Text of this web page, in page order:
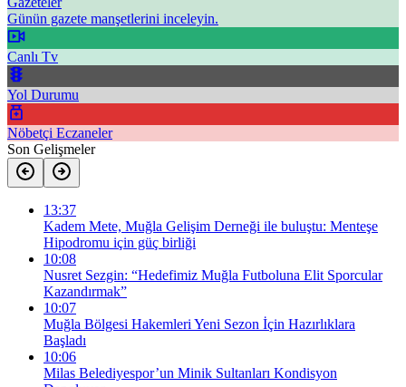
Günün gazete manşetlerini inceleyin.
Canlı Tv
Yol Durumu
Nöbetçi Eczaneler
Son Gelişmeler
13:37
Kadem Mete, Muğla Gelişim Derneği ile buluştu: Menteşe
Hipodromu için güç birliği
10:08
Nusret Sezgin: “Hedefimiz Muğla Futboluna Elit Sporcular
Kazandırmak”
10:07
Muğla Bölgesi Hakemleri Yeni Sezon İçin Hazırlıklara
Başladı
10:06
Milas Belediyespor’un Minik Sultanları Kondisyon